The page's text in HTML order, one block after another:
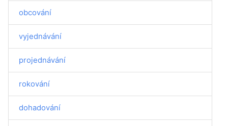
obcování
vyjednávání
projednávání
rokování
dohadování